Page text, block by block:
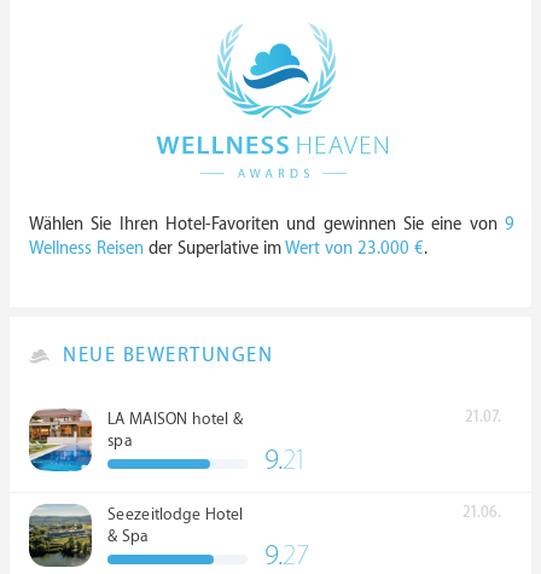
Wählen Sie Ihren Hotel-Favoriten und gewinnen Sie eine von 9
Wellness Reisen der Superlative imWert von 23.000 €.
NEUE BEWERTUNGEN
LA MAISON hotel &
spa
21.07.
9.21
Seezeitlodge Hotel
& Spa
21.06.
9.27